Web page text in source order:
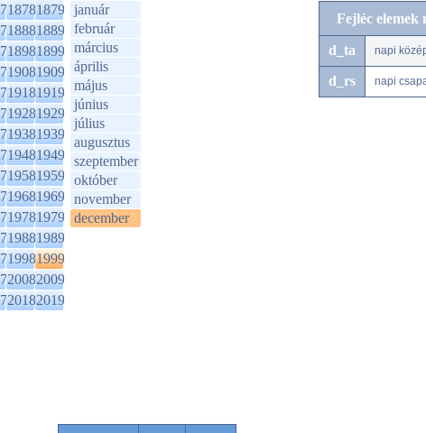
18781879
18881889
18981899
19081909
19181919
19281929
19381939
19481949
19581959
19681969
19781979
19881989
19981999
20082009
20182019
január
február
március
április
május
június
július
augusztus
szeptember
október
november
december
Fejléc elemek
d_ta napi
d_rs napi